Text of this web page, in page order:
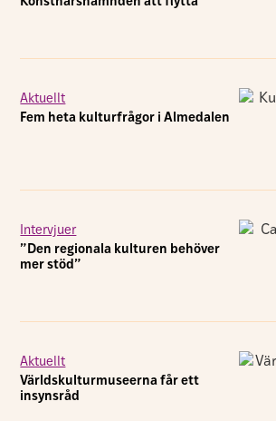
Aktuellt
Fem heta kulturfrågor i Almedalen
Intervjuer
”Den regionala kulturen behöver
mer stöd”
Aktuellt
Världskulturmuseerna får ett
insynsråd